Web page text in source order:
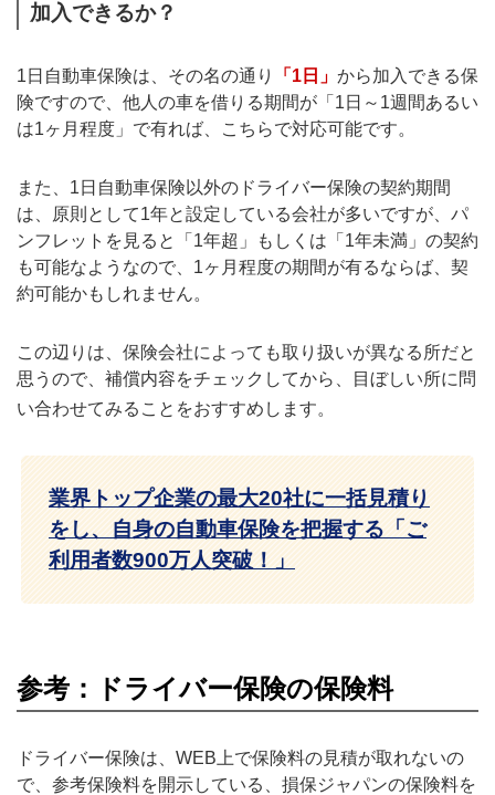
加入できるか？
1日自動車保険は、その名の通り 「1日」 から加入できる保
険ですので、他人の車を借りる期間が「1日～1週間あるい
は1ヶ月程度」で有れば、こちらで対応可能です。
また、1日自動車保険以外のドライバー保険の契約期間
は、原則として1年と設定している会社が多いですが、パ
ンフレットを見ると「1年超」もしくは「1年未満」の契約
も可能なようなので、1ヶ月程度の期間が有るならば、契
約可能かもしれません。
この辺りは、保険会社によっても取り扱いが異なる所だと
思うので、補償内容をチェックしてから、目ぼしい所に問
い合わせてみることをおすすめします。
業界トップ企業の最大20社に一括見積り
をし、自身の自動車保険を把握する「ご
利用者数900万人突破！」
参考：ドライバー保険の保険料
ドライバー保険は、WEB上で保険料の見積が取れないの
で、参考保険料を開示している、損保ジャパンの保険料を